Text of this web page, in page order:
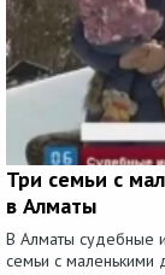
Три семьи с
в Алматы
В Алматы судебные
семьи с маленькими